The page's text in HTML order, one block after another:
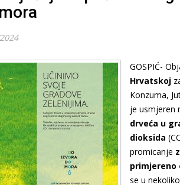
GOSPIĆ-
Hrvatskoj
Konzuma,
je usmjeren
drveća u
dioksida
promicanje
primjereno
se u